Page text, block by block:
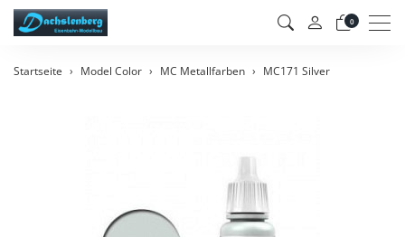
0
Startseite Model Color MC Metallfarben MC171 Silver